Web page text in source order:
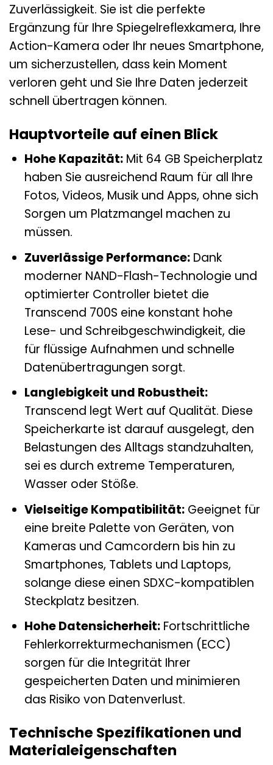
Zuverlässigkeit. Sie ist die perfekte
Ergänzung für Ihre Spiegelreflexkamera, Ihre
Action-Kamera oder Ihr neues Smartphone,
um sicherzustellen, dass kein Moment
verloren geht und Sie Ihre Daten jederzeit
schnell übertragen können.
Hauptvorteile auf einen Blick
Hohe Kapazität:Mit 64 GB Speicherplatz
haben Sie ausreichend Raum für all Ihre
Fotos, Videos, Musik und Apps, ohne sich
Sorgen um Platzmangel machen zu
müssen.
Zuverlässige Performance:Dank
moderner NAND-Flash-Technologie und
optimierter Controller bietet die
Transcend 700S eine konstant hohe
Lese- und Schreibgeschwindigkeit, die
für flüssige Aufnahmen und schnelle
Datenübertragungen sorgt.
Langlebigkeit und Robustheit:
Transcend legt Wert auf Qualität. Diese
Speicherkarte ist darauf ausgelegt, den
Belastungen des Alltags standzuhalten,
sei es durch extreme Temperaturen,
Wasser oder Stöße.
Vielseitige Kompatibilität:Geeignet für
eine breite Palette von Geräten, von
Kameras und Camcordern bis hin zu
Smartphones, Tablets und Laptops,
solange diese einen SDXC-kompatiblen
Steckplatz besitzen.
Hohe Datensicherheit:Fortschrittliche
Fehlerkorrekturmechanismen (ECC)
sorgen für die Integrität Ihrer
gespeicherten Daten und minimieren
das Risiko von Datenverlust.
Technische Spezifikationen und
Materialeigenschaften